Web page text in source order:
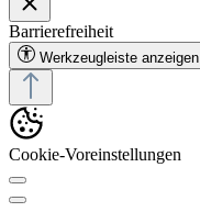
Barrierefreiheit
Werkzeugleiste anzeigen
Cookie-Voreinstellungen